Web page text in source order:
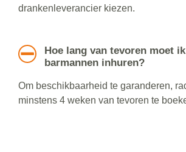
drankenleverancier kiezen.
Hoe lang van tevoren moet ik
barmannen inhuren?
Om beschikbaarheid te garanderen,
minstens 4 weken van tevoren te